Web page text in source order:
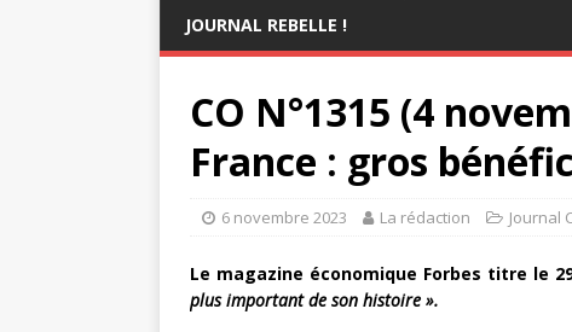
JOURNAL REBELLE !
CO N°1315 (4
France : gros
6 novembre 2023 La rédaction Journal
Le magazine économique Forbes titre le
plus important de son histoire ».